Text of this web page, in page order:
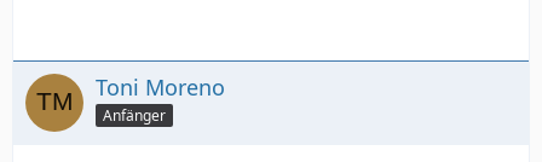
Toni Moreno
Anfänger